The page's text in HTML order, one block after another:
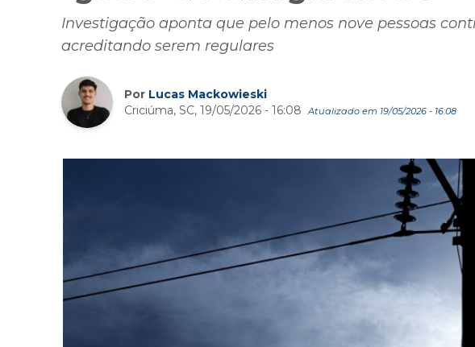
Investigação aponta que pelo menos nove pessoas
acreditando serem regulares
Por Lucas Mackowieski
Criciúma, SC, 19/05/2026 - 16:08
Atualizado em 19/05/2026 - 16:08